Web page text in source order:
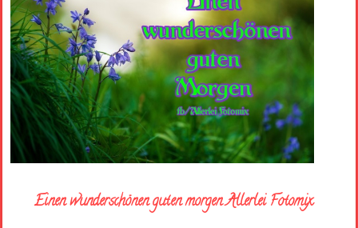
Einen wunderschönen guten morgen Allerlei Fotomix